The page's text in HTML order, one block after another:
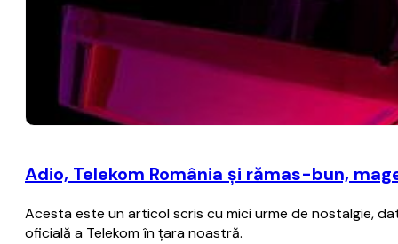
Adio, Telekom România şi rămas-bun,
Acesta este un articol scris cu mici urme de nostalgie,
oficială a Telekom în ţara noastră.